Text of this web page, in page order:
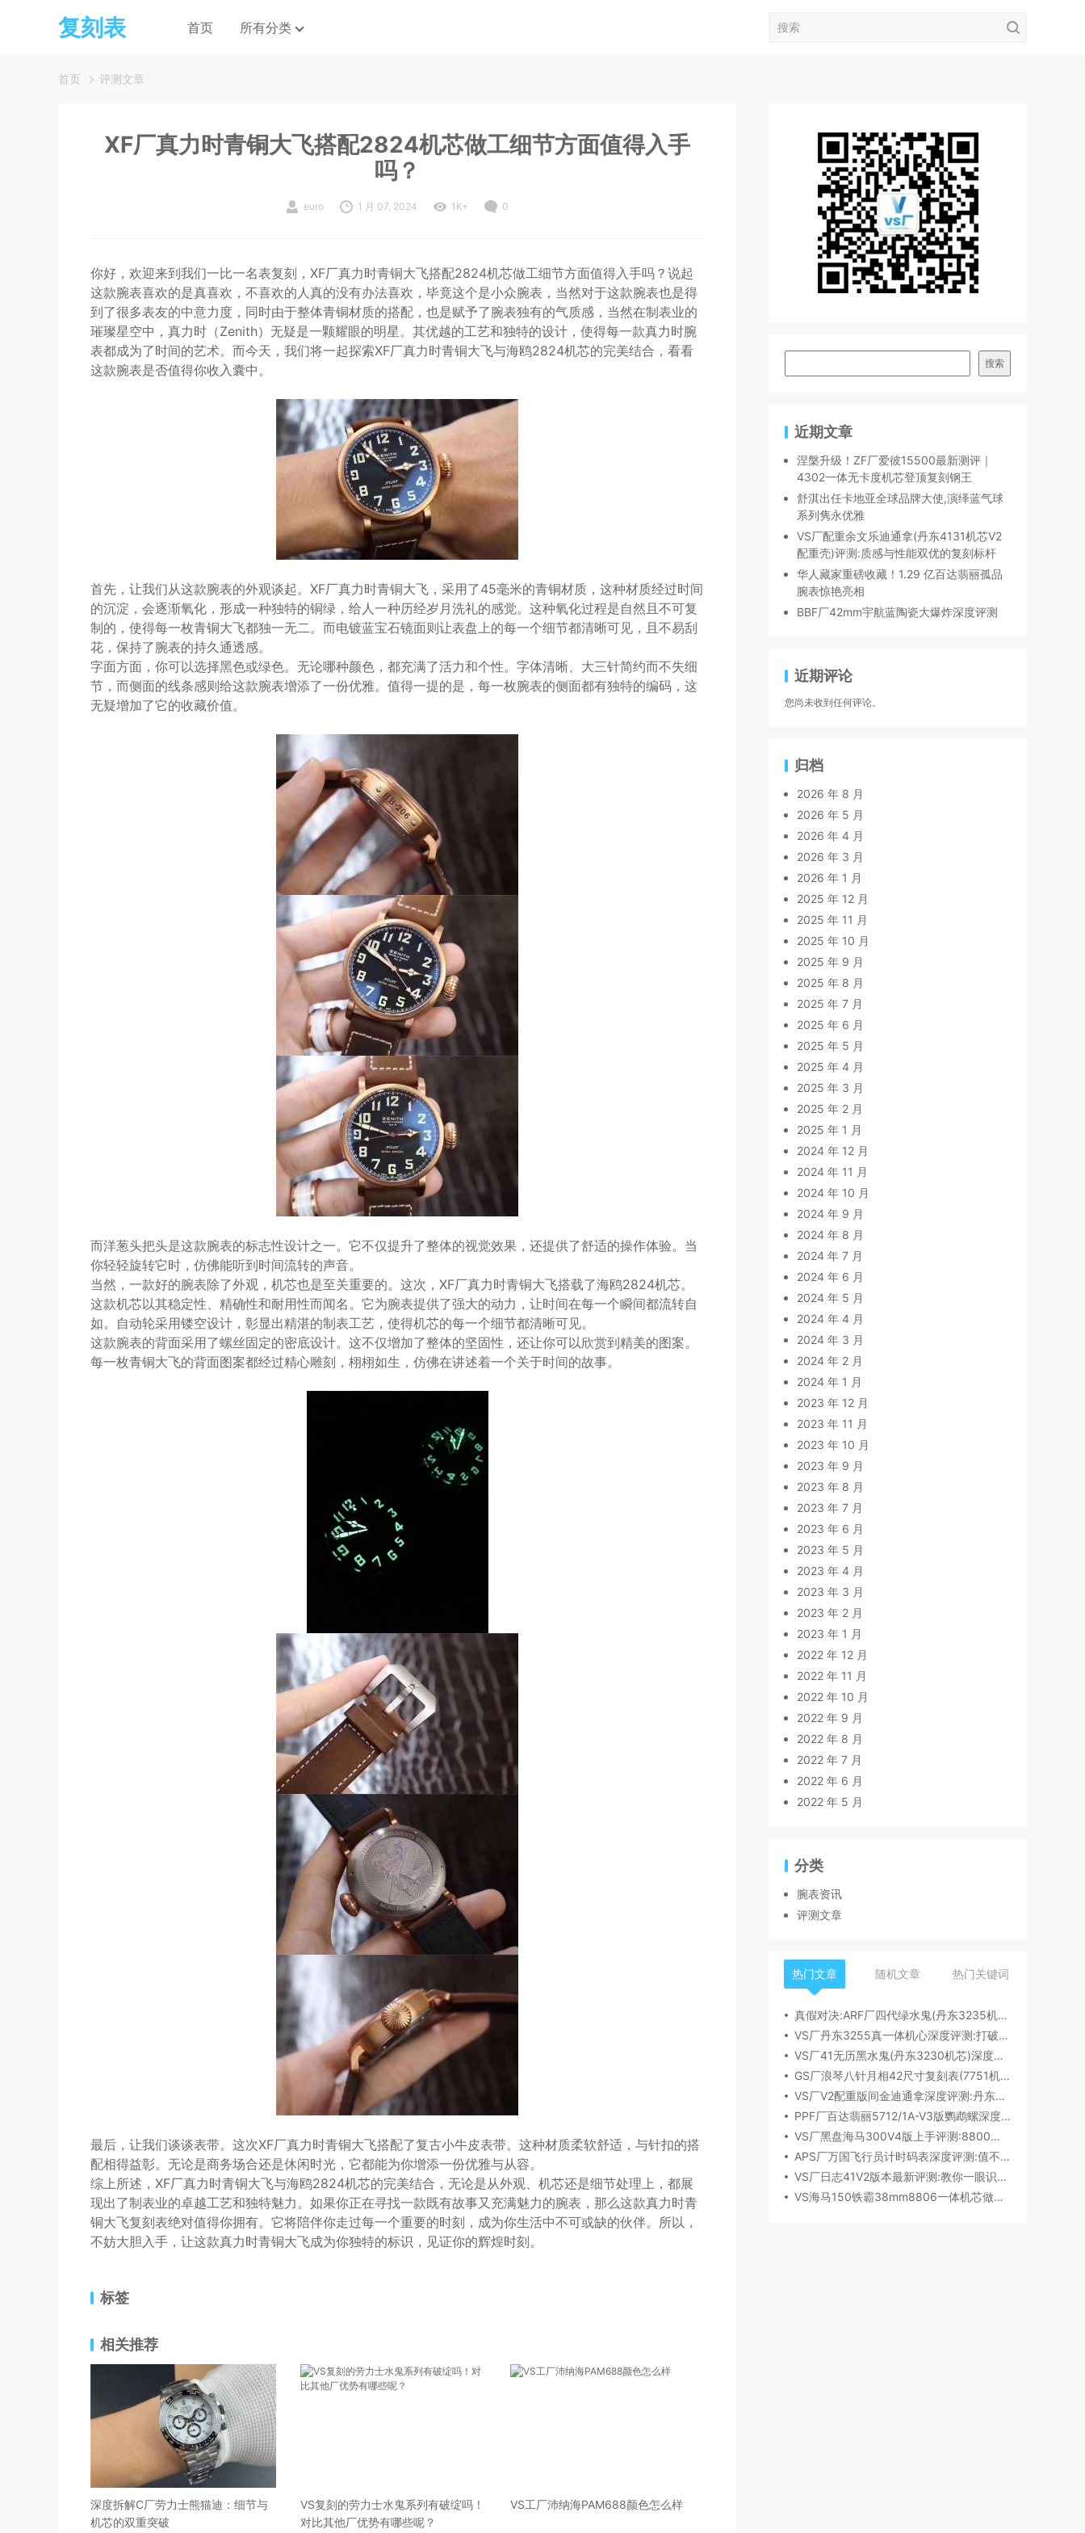
复刻表 首页 所有分类
首页 评测文章
XF厂真力时青铜大飞搭配2824机芯做工细节方面值得入手
吗？
euro 1 月 07, 2024 1K+ 0
你好，欢迎来到我们一比一名表复刻，XF厂真力时青铜大飞搭配2824机芯做工细节方面值得入手吗？说起
这款腕表喜欢的是真喜欢，不喜欢的人真的没有办法喜欢，毕竟这个是小众腕表，当然对于这款腕表也是得
到了很多表友的中意力度，同时由于整体青铜材质的搭配，也是赋予了腕表独有的气质感，当然在制表业的
璀璨星空中，真力时（Zenith）无疑是一颗耀眼的明星。其优越的工艺和独特的设计，使得每一款真力时腕
表都成为了时间的艺术。而今天，我们将一起探索XF厂真力时青铜大飞与海鸥2824机芯的完美结合，看看
这款腕表是否值得你收入囊中。
首先，让我们从这款腕表的外观谈起。XF厂真力时青铜大飞，采用了45毫米的青铜材质，这种材质经过时间
的沉淀，会逐渐氧化，形成一种独特的铜绿，给人一种历经岁月洗礼的感觉。这种氧化过程是自然且不可复
制的，使得每一枚青铜大飞都独一无二。而电镀蓝宝石镜面则让表盘上的每一个细节都清晰可见，且不易刮
花，保持了腕表的持久通透感。
字面方面，你可以选择黑色或绿色。无论哪种颜色，都充满了活力和个性。字体清晰、大三针简约而不失细
节，而侧面的线条感则给这款腕表增添了一份优雅。值得一提的是，每一枚腕表的侧面都有独特的编码，这
无疑增加了它的收藏价值。
而洋葱头把头是这款腕表的标志性设计之一。它不仅提升了整体的视觉效果，还提供了舒适的操作体验。当
你轻轻旋转它时，仿佛能听到时间流转的声音。
当然，一款好的腕表除了外观，机芯也是至关重要的。这次，XF厂真力时青铜大飞搭载了海鸥2824机芯。
这款机芯以其稳定性、精确性和耐用性而闻名。它为腕表提供了强大的动力，让时间在每一个瞬间都流转自
如。自动轮采用镂空设计，彰显出精湛的制表工艺，使得机芯的每一个细节都清晰可见。
这款腕表的背面采用了螺丝固定的密底设计。这不仅增加了整体的坚固性，还让你可以欣赏到精美的图案。
每一枚青铜大飞的背面图案都经过精心雕刻，栩栩如生，仿佛在讲述着一个关于时间的故事。
最后，让我们谈谈表带。这次XF厂真力时青铜大飞搭配了复古小牛皮表带。这种材质柔软舒适，与针扣的搭
配相得益彰。无论是商务场合还是休闲时光，它都能为你增添一份优雅与从容。
综上所述，XF厂真力时青铜大飞与海鸥2824机芯的完美结合，无论是从外观、机芯还是细节处理上，都展
现出了制表业的卓越工艺和独特魅力。如果你正在寻找一款既有故事又充满魅力的腕表，那么这款真力时青
铜大飞复刻表绝对值得你拥有。它将陪伴你走过每一个重要的时刻，成为你生活中不可或缺的伙伴。所以，
不妨大胆入手，让这款真力时青铜大飞成为你独特的标识，见证你的辉煌时刻。
标签
相关推荐
深度拆解C厂劳力士熊猫迪：细节与
机芯的双重突破
VS复刻的劳力士水鬼系列有破绽吗！
对比其他厂优势有哪些呢？
VS工厂沛纳海PAM688颜色怎么样
搜索
近期文章
涅槃升级！ZF厂爱彼15500最新测评｜
4302一体无卡度机芯登顶复刻钢王
舒淇出任卡地亚全球品牌大使,演绎蓝气球
系列隽永优雅
VS厂配重余文乐迪通拿(丹东4131机芯V2
配重壳)评测:质感与性能双优的复刻标杆
华人藏家重磅收藏！1.29 亿百达翡丽孤品
腕表惊艳亮相
BBF厂42mm宇航蓝陶瓷大爆炸深度评测
近期评论
您尚未收到任何评论。
归档
2026 年 8 月
2026 年 5 月
2026 年 4 月
2026 年 3 月
2026 年 1 月
2025 年 12 月
2025 年 11 月
2025 年 10 月
2025 年 9 月
2025 年 8 月
2025 年 7 月
2025 年 6 月
2025 年 5 月
2025 年 4 月
2025 年 3 月
2025 年 2 月
2025 年 1 月
2024 年 12 月
2024 年 11 月
2024 年 10 月
2024 年 9 月
2024 年 8 月
2024 年 7 月
2024 年 6 月
2024 年 5 月
2024 年 4 月
2024 年 3 月
2024 年 2 月
2024 年 1 月
2023 年 12 月
2023 年 11 月
2023 年 10 月
2023 年 9 月
2023 年 8 月
2023 年 7 月
2023 年 6 月
2023 年 5 月
2023 年 4 月
2023 年 3 月
2023 年 2 月
2023 年 1 月
2022 年 12 月
2022 年 11 月
2022 年 10 月
2022 年 9 月
2022 年 8 月
2022 年 7 月
2022 年 6 月
2022 年 5 月
分类
腕表资讯
评测文章
热门文章 随机文章 热门关键词
真假对决:ARF厂四代绿水鬼(丹东3235机芯)深度评测
VS厂丹东3255真一体机心深度评测:打破市场乱象,重塑复刻机芯新标杆​
VS厂41无历黑水鬼(丹东3230机芯)深度评测:性能与破绽全解析
GS厂浪琴八针月相42尺寸复刻表(7751机芯)细节全析
VS厂V2配重版间金迪通拿深度评测:丹东4131机芯加持下的165克精密之作​
PPF厂百达翡丽5712/1A-V3版鹦鹉螺深度评测:细节升级直击正品
VS厂黑盘海马300V4版上手评测:8800一体机芯加持,复刻天花板实至名归?
APS厂万国飞行员计时码表深度评测:值不值得入手？
VS厂日志41V2版本最新评测:教你一眼识破假VS
VS海马150铁霸38mm8806一体机芯做工细节深度评测